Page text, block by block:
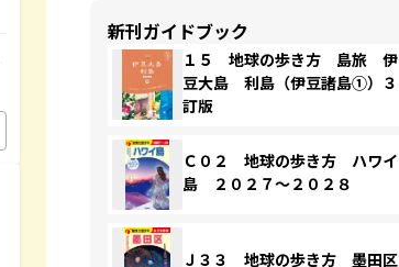
新刊ガイドブック
１５ 地球の歩き方 島旅 伊
豆大島 利島（伊豆諸島①）３
訂版
Ｃ０２ 地球の歩き方 ハワイ
島 ２０２７～２０２８
Ｊ３３ 地球の歩き方 墨田区